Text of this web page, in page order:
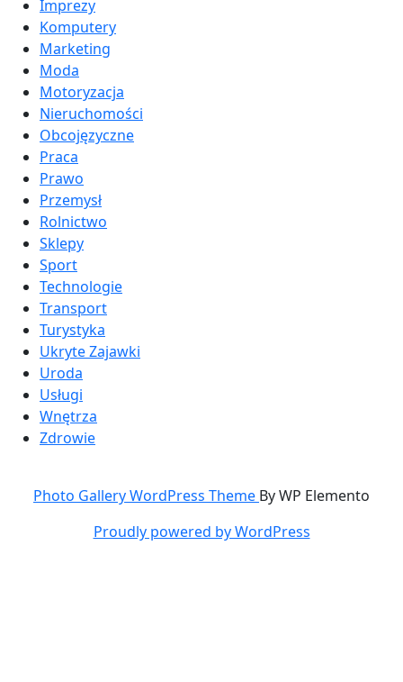
Imprezy
Komputery
Marketing
Moda
Motoryzacja
Nieruchomości
Obcojęzyczne
Praca
Prawo
Przemysł
Rolnictwo
Sklepy
Sport
Technologie
Transport
Turystyka
Ukryte Zajawki
Uroda
Usługi
Wnętrza
Zdrowie
Photo Gallery WordPress Theme By WP Elemento
Proudly powered by WordPress